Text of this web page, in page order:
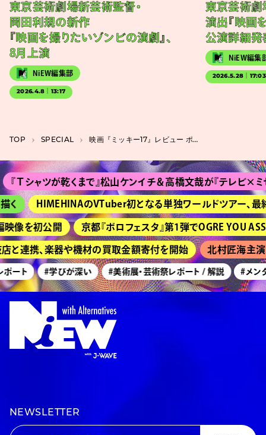
東京芸術劇場新芸術監督・
岡田利規の新作
『映画を撮りたいゾンビの演劇』、
8月上演
NiEW編集部
2026.4.8｜13:17
東京芸術劇
演出『映画
公演詳細発
NiEW編集
2026.5.28｜17:03
TOP SPECIAL 映画『ミッキー17』レビュー ポン・ジュノはSFでも格差を皮肉で炙り出す
ャツが乾くまで』松山ケンイチ＆高橋文哉が『テレビ×ミセス』
HIMEHINAのVTuber初となる単独ワールドツアー、最終公
初公開 京都『ボロフェスタ』第1弾でOGRE YOU
携、楽器や機材の買取金額寄付を開始 北村匠海主演、映
#学びが深い #美術展・芸術祭レポート / 解説 #メンタル
NEWSLETTER